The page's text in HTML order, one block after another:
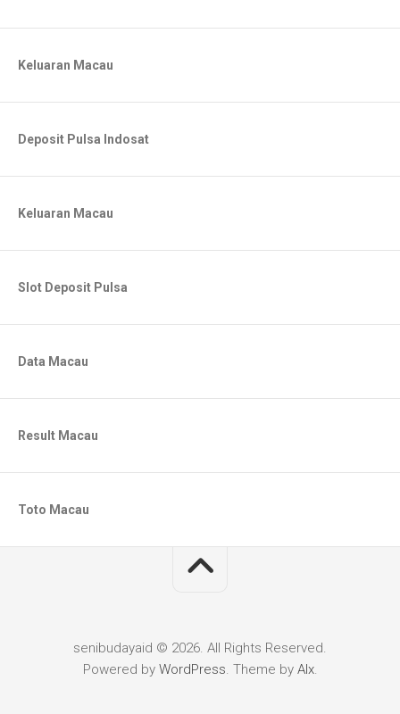
Keluaran Macau
Deposit Pulsa Indosat
Keluaran Macau
Slot Deposit Pulsa
Data Macau
Result Macau
Toto Macau
senibudayaid © 2026. All Rights Reserved.
Powered by WordPress. Theme by Alx.